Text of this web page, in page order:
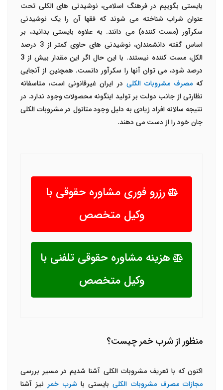
بایستی بگوییم در فرهنگ اسلامی، نوشیدنی های الکلی تحت
عنوان شراب شناخته می شوند که فقها آن را یک نوشیدنی
سکرآور (مست کننده) می دانند. به علاوه بایستی بدانید، بر
اساس گفته دانشمندان، نوشیدنی های حاوی کمتر از 3 درصد
الکل، مست کننده نیستند. با این حال اگر این مقدار بیش از 3
درصد شود، می توان آنها را سکرآور دانست. همچنین از آنجایی
کهمصرف مشروبات الکلی در ایران غیرقانونی است، متاسفانه
نظارتی از جانب دولت بر تولید اینگونه محصولات وجود ندارد. در
نتیجه سالانه افراد زیادی به دلیل وجود متانول در مشروبات الکلی
جان خود را از دست می دهند.
رزرو فوری مشاوره حقوقی با
وکیل متخصص
هزینه مشاوره حقوقی تلفنی با
وکیل متخصص
منظور از شرب خمر چیست؟
اکنون که با تعریف مشروبات الکلی آشنا شدیم در مسیر بررسی
مجازات مصرف مشروبات الکلیبایستی باشرب خمر نیز آشنا